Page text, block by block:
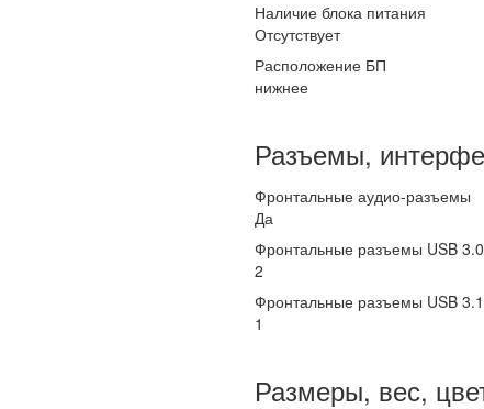
Наличие блока питания
Отсутствует
Расположение БП
нижнее
Разъемы,
Фронтальные аудио-разъемы
Да
Фронтальные разъемы USB 3.0
2
Фронтальные разъемы USB
1
Размеры, вес,